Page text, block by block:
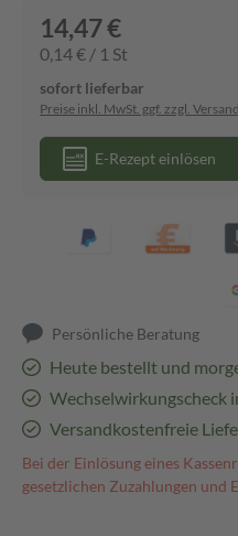
14,47 €
0,14 € / 1 St
sofort lieferbar
Preise inkl. MwSt. ggf. zzgl.
E-Rezept einlösen
Persönliche Beratung
Heute bestellt und
Wechselwirkungscheck
Versandkostenfreie
Bei der Einlösung eines
gesetzlichen Zuzahlungen und